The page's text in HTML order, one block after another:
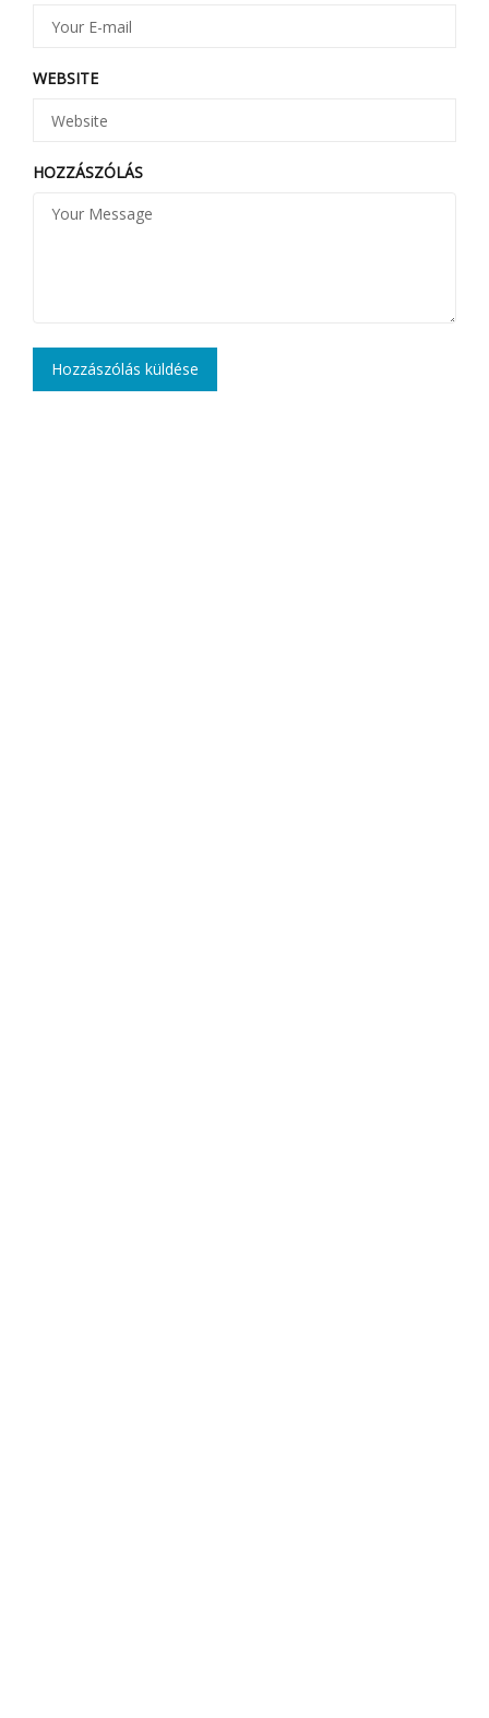
WEBSITE
HOZZÁSZÓLÁS